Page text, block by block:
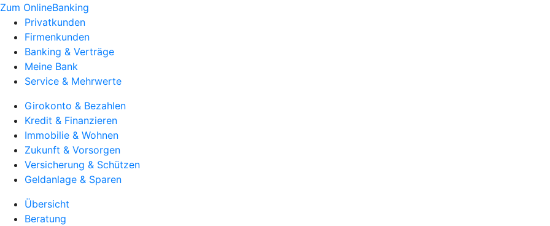
Zum OnlineBanking
Privatkunden
Firmenkunden
Banking & Verträge
Meine Bank
Service & Mehrwerte
Girokonto & Bezahlen
Kredit & Finanzieren
Immobilie & Wohnen
Zukunft & Vorsorgen
Versicherung & Schützen
Geldanlage & Sparen
Übersicht
Beratung